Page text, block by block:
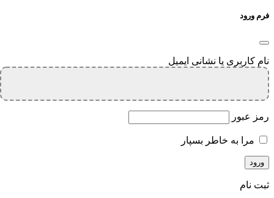
فرم ورود
نام کاربری یا نشانی ایمیل
رمز عبور
مرا به خاطر بسپار
ثبت نام